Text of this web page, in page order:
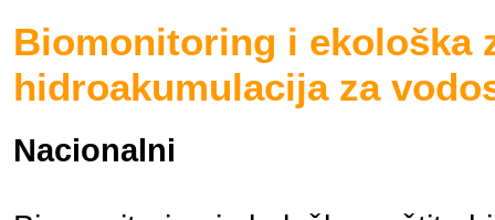
Biomonitoring i ekološka
hidroakumulacija za
Nacionalni